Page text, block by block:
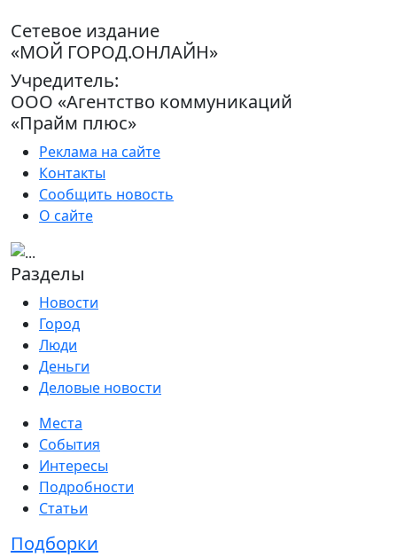
Сетевое издание
«МОЙ ГОРОД.ОНЛАЙН»
Учредитель:
ООО «Агентство коммуникаций
«Прайм плюс»
Реклама на сайте
Контакты
Сообщить новость
О сайте
Разделы
Новости
Город
Люди
Деньги
Деловые новости
Места
События
Интересы
Подробности
Статьи
Подборки